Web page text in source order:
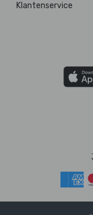
Klantenservice